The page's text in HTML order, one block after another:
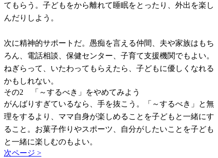
てもらう。子どもをから離れて睡眠をとったり、外出を楽し
んだりしよう。
次に精神的サポートだ。愚痴を言える仲間、夫や家族はもち
ろん、電話相談、保健センター、子育て支援機関でもよい。
ねぎらって、いたわってもらえたら、子どもに優しくなれる
かもしれない。
その2 「～するべき」をやめてみよう
がんばりすぎているなら、手を抜こう。「～するべき」と無
理をするより、ママ自身が楽しめることを子どもと一緒にす
ること。お菓子作りやスポーツ、自分がしたいことを子ども
と一緒に楽しむのもよい。
次ページ >